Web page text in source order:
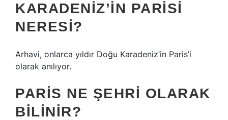
KARADENIZ’IN PARISI
NERESI?
Arhavi, onlarca yıldır Doğu Karadeniz’in Paris’i
olarak anılıyor.
PARIS NE ŞEHRI OLARAK
BILINIR?